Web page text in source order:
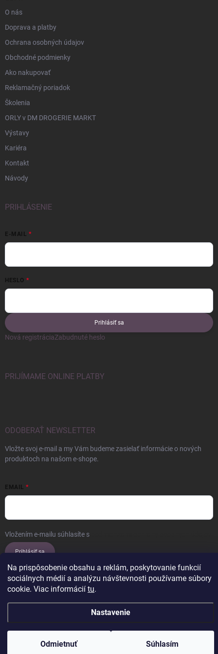
Na prispôsobenie obsahu a reklám, poskytovanie funkcií
sociálnych médií a analýzu návštevnosti používame súbory
cookie. Viac informácií tu.
Nastavenie
Odmietnuť Súhlasím
O nás
Doprava a platby
Ochrana osobných údajov
Obchodné podmienky
Ako nakupovať
Reklamačný poriadok
Školenia
ORLY v DM DROGERIE MARKT
Výstavy
Kariéra
Kontakt
Návody
PRIHLÁSENIE
E-MAIL
HESLO
Prihlásiť sa
Nová registráciaZabudnuté heslo
PRIJÍMAME ONLINE PLATBY
ODOBERAŤ NEWSLETTER
Vložte svoj e-mail a my Vám budeme zasielať informácie o nových
produktoch na našom e-shope.
EMAIL
Vložením e-mailu súhlasíte s
Prihlásiť sa